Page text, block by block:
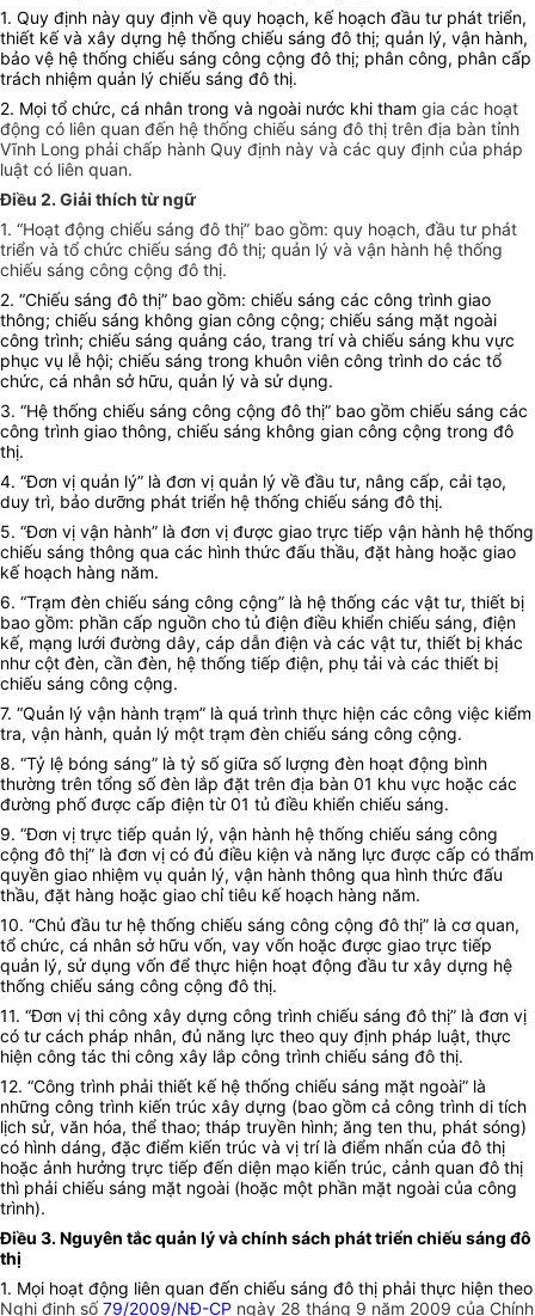
1. Quy định này quy định về quy hoạch, kế hoạch đầu tư phát triển,
thiết kế và xây dựng hệ thống chiếu sáng đô thị; quản lý, vận hành,
bảo vệ hệ thống chiếu sáng công cộng đô thị; phân công, phân cấp
trách nhiệm quản lý chiếu sáng đô thị.
2. Mọi tổ chức, cá nhân trong và ngoài nước khi tham gia các hoạt
động có liên quan đến hệ thống chiếu sáng đô thị trên địa bàn tỉnh
Vĩnh Long phải chấp hành Quy định này và các quy định của pháp
luật có liên quan.
Điều 2. Giải thích từ ngữ
1. “Hoạt động chiếu sáng đô thị” bao gồm: quy hoạch, đầu tư phát
triển và tổ chức chiếu sáng đô thị; quản lý và vận hành hệ thống
chiếu sáng công cộng đô thị.
2. “Chiếu sáng đô thị” bao gồm: chiếu sáng các công trình giao
thông; chiếu sáng không gian công cộng; chiếu sáng mặt ngoài
công trình; chiếu sáng quảng cáo, trang trí và chiếu sáng khu vực
phục vụ lễ hội; chiếu sáng trong khuôn viên công trình do các tổ
chức, cá nhân sở hữu, quản lý và sử dụng.
3. “Hệ thống chiếu sáng công cộng đô thị” bao gồm chiếu sáng các
công trình giao thông, chiếu sáng không gian công cộng trong đô
thị.
4. “Đơn vị quản lý” là đơn vị quản lý về đầu tư, nâng cấp, cải tạo,
duy trì, bảo dưỡng phát triển hệ thống chiếu sáng đô thị.
5. “Đơn vị vận hành” là đơn vị được giao trực tiếp vận hành hệ thống
chiếu sáng thông qua các hình thức đấu thầu, đặt hàng hoặc giao
kế hoạch hàng năm.
6. “Trạm đèn chiếu sáng công cộng” là hệ thống các vật tư, thiết bị
bao gồm: phần cấp nguồn cho tủ điện điều khiển chiếu sáng, điện
kế, mạng lưới đường dây, cáp dẫn điện và các vật tư, thiết bị khác
như cột đèn, cần đèn, hệ thống tiếp điện, phụ tải và các thiết bị
chiếu sáng công cộng.
7. “Quản lý vận hành trạm” là quá trình thực hiện các công việc kiểm
tra, vận hành, quản lý một trạm đèn chiếu sáng công cộng.
8. “Tỷ lệ bóng sáng” là tỷ số giữa số lượng đèn hoạt động bình
thường trên tổng số đèn lắp đặt trên địa bàn 01 khu vực hoặc các
đường phố được cấp điện từ 01 tủ điều khiển chiếu sáng.
9. “Đơn vị trực tiếp quản lý, vận hành hệ thống chiếu sáng công
cộng đô thị” là đơn vị có đủ điều kiện và năng lực được cấp có thẩm
quyền giao nhiệm vụ quản lý, vận hành thông qua hình thức đấu
thầu, đặt hàng hoặc giao chỉ tiêu kế hoạch hàng năm.
10. “Chủ đầu tư hệ thống chiếu sáng công cộng đô thị” là cơ quan,
tổ chức, cá nhân sở hữu vốn, vay vốn hoặc được giao trực tiếp
quản lý, sử dụng vốn để thực hiện hoạt động đầu tư xây dựng hệ
thống chiếu sáng công cộng đô thị.
11. “Đơn vị thi công xây dựng công trình chiếu sáng đô thị” là đơn vị
có tư cách pháp nhân, đủ năng lực theo quy định pháp luật, thực
hiện công tác thi công xây lắp công trình chiếu sáng đô thị.
12. “Công trình phải thiết kế hệ thống chiếu sáng mặt ngoài” là
những công trình kiến trúc xây dựng (bao gồm cả công trình di tích
lịch sử, văn hóa, thể thao; tháp truyền hình; ăng ten thu, phát sóng)
có hình dáng, đặc điểm kiến trúc và vị trí là điểm nhấn của đô thị
hoặc ảnh hưởng trực tiếp đến diện mạo kiến trúc, cảnh quan đô thị
thì phải chiếu sáng mặt ngoài (hoặc một phần mặt ngoài của công
trình).
Điều 3. Nguyên tắc quản lý và chính sách phát triển chiếu sáng đô
thị
1. Mọi hoạt động liên quan đến chiếu sáng đô thị phải thực hiện theo
Nghị định số79/2009/NĐ-CP ngày 28 tháng 9 năm 2009 của Chính